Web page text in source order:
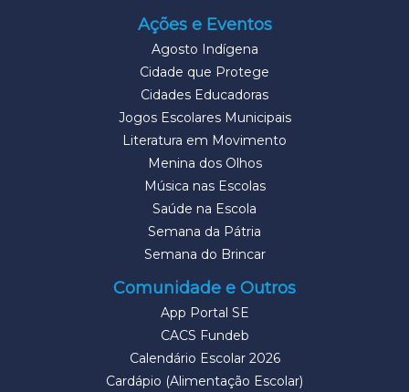
Ações e Eventos
Agosto Indígena
Cidade que Protege
Cidades Educadoras
Jogos Escolares Municipais
Literatura em Movimento
Menina dos Olhos
Música nas Escolas
Saúde na Escola
Semana da Pátria
Semana do Brincar
Comunidade e Outros
App Portal SE
CACS Fundeb
Calendário Escolar 2026
Cardápio (Alimentação Escolar)